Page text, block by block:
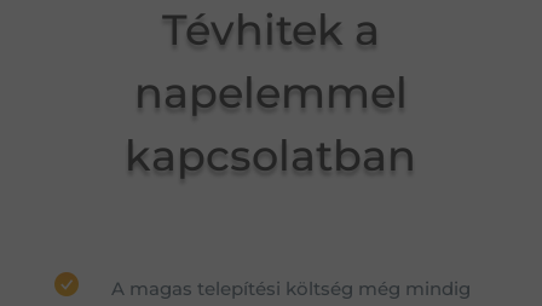
Tévhitek a
napelemmel
kapcsolatban
A magas telepítési költség még mindig